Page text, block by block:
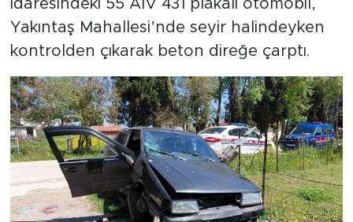
idaresindeki 55 AIV 431 plakalı otomobil,
Yakıntaş Mahallesi’nde seyir halindeyken
kontrolden çıkarak beton direğe çarptı.